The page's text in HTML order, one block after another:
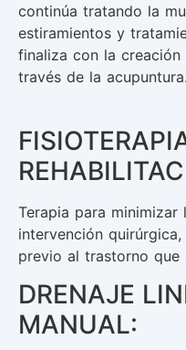
continúa tratando la
estiramientos y
finaliza con la
través de la acupuntura.
Terapia para minimizar
intervención
previo al trastorno que
DRENAJE
MANUAL: